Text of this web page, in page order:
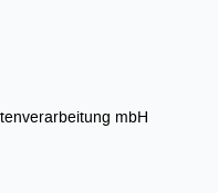
mbH